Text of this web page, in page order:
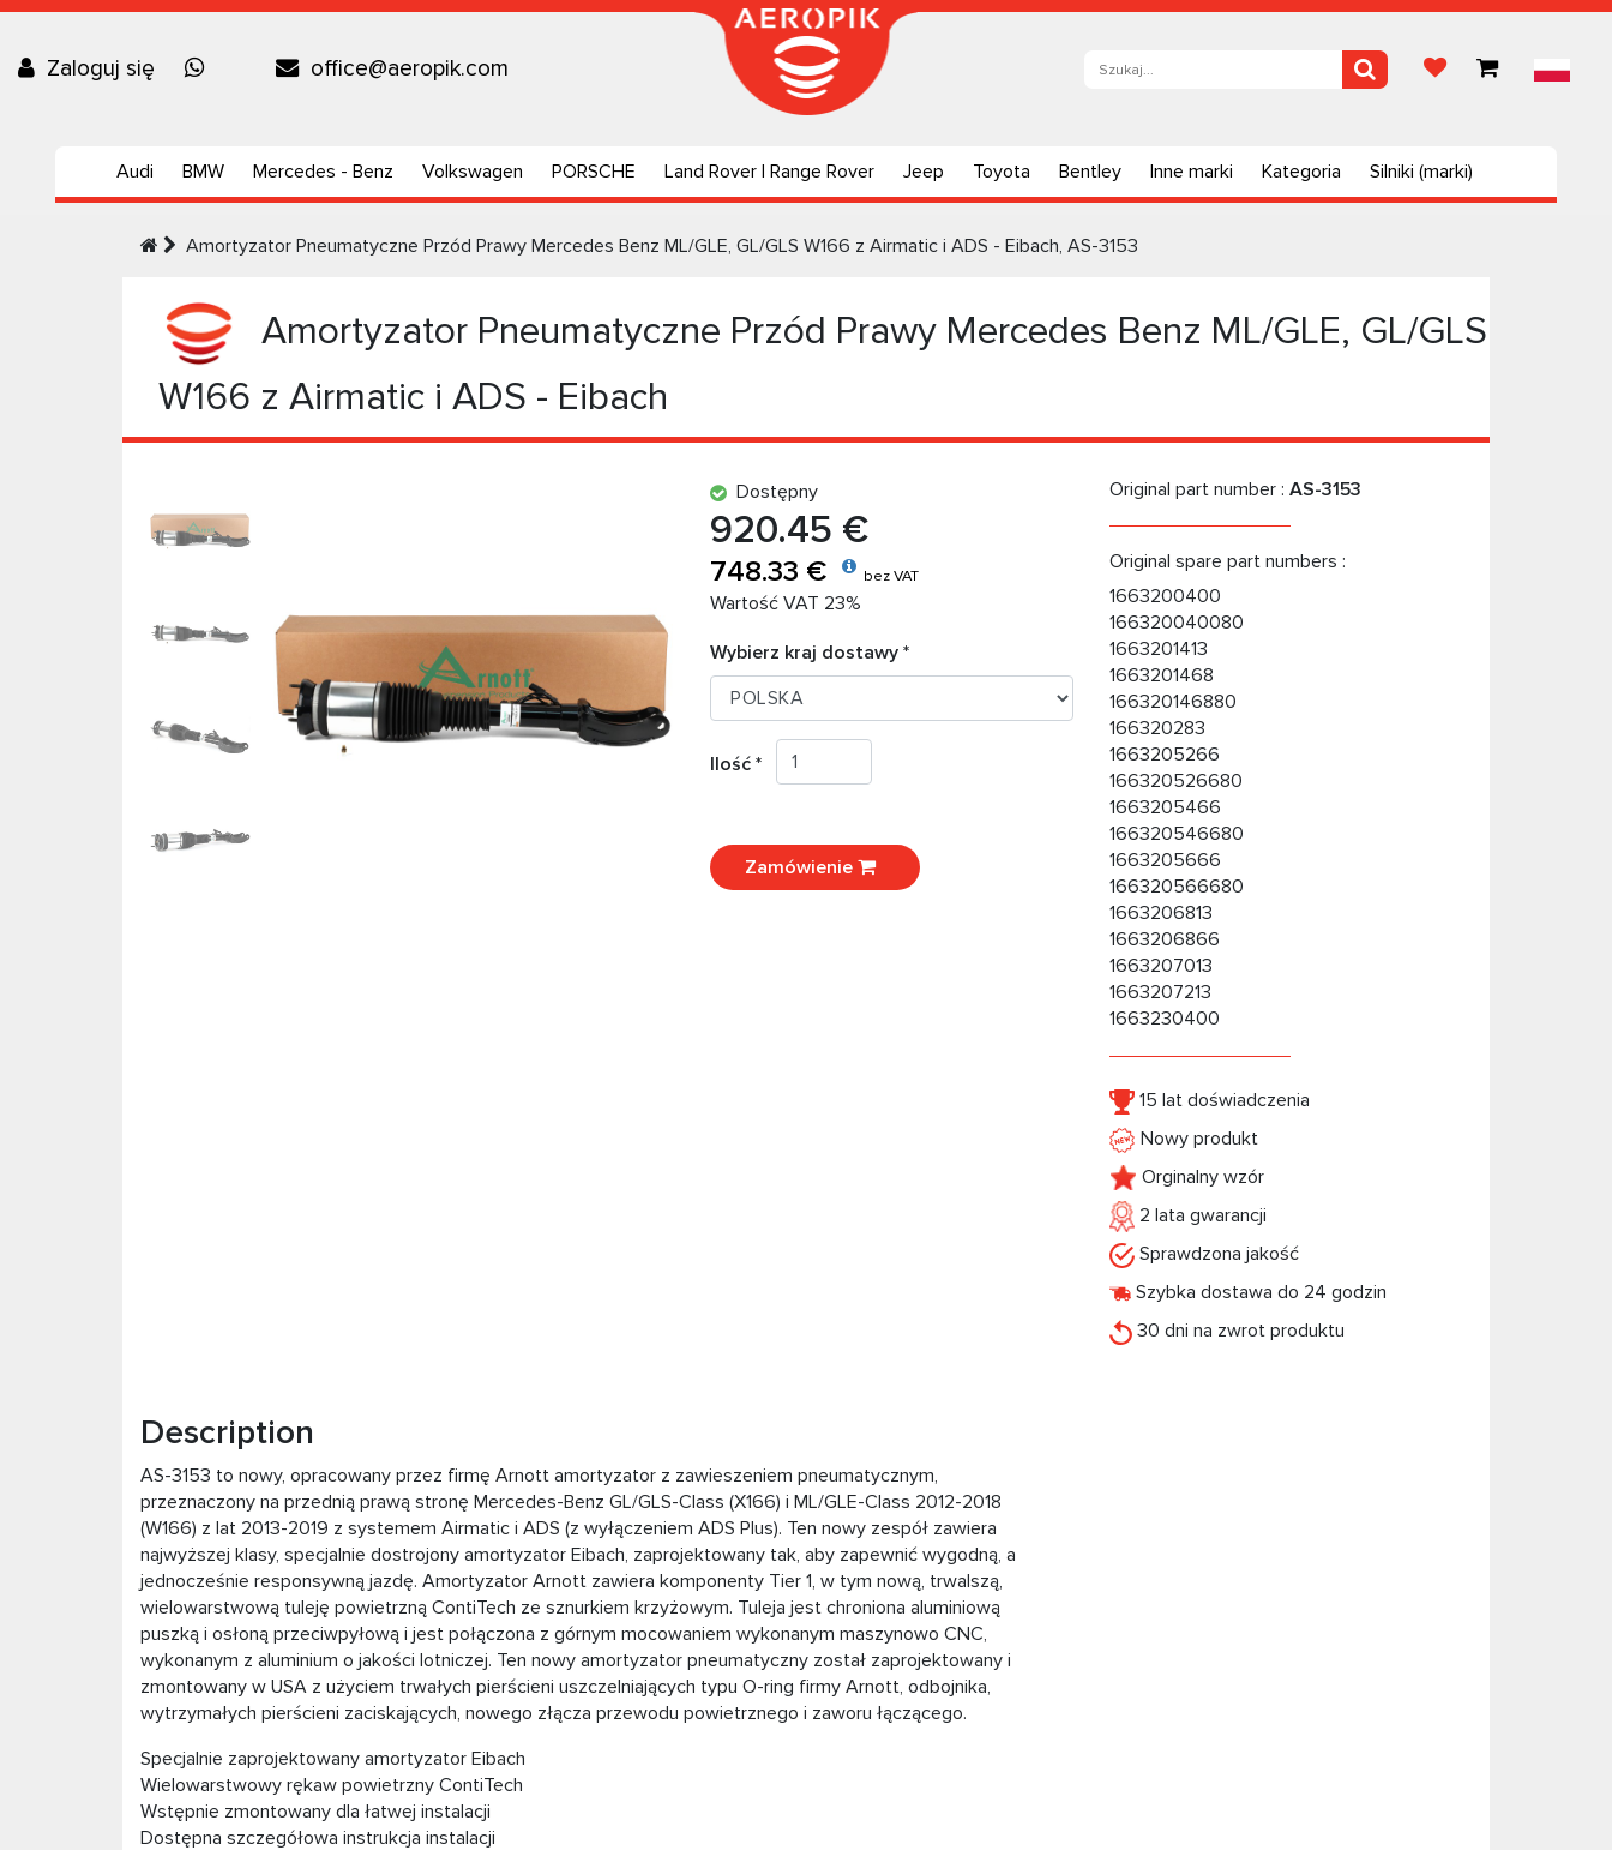
Zaloguj się office@aeropik.com
Audi BMW Mercedes - Benz Volkswagen PORSCHE Land Rover | Range Rover Jeep Toyota Bentley Inne marki Kategoria Silniki (marki)
Amortyzator Pneumatyczne Przód Prawy Mercedes Benz ML/GLE, GL/GLS W166 z Airmatic i ADS - Eibach, AS-3153
Amortyzator Pneumatyczne Przód Prawy Mercedes Benz ML/GLE, GL/GLS
W166 z Airmatic i ADS - Eibach
Dostępny
920.45 €
748.33 € bez VAT
Wartość VAT 23%
Wybierz kraj dostawy *
Ilość *
Zamówienie
Original part number : AS-3153
Original spare part numbers :
1663200400
166320040080
1663201413
1663201468
166320146880
166320283
1663205266
166320526680
1663205466
166320546680
1663205666
166320566680
1663206813
1663206866
1663207013
1663207213
1663230400
15 lat doświadczenia
Nowy produkt
Orginalny wzór
2 lata gwarancji
Sprawdzona jakość
Szybka dostawa do 24 godzin
30 dni na zwrot produktu
Description
AS-3153 to nowy, opracowany przez firmę Arnott amortyzator z zawieszeniem pneumatycznym,
przeznaczony na przednią prawą stronę Mercedes-Benz GL/GLS-Class (X166) i ML/GLE-Class 2012-2018
(W166) z lat 2013-2019 z systemem Airmatic i ADS (z wyłączeniem ADS Plus). Ten nowy zespół zawiera
najwyższej klasy, specjalnie dostrojony amortyzator Eibach, zaprojektowany tak, aby zapewnić wygodną, a
jednocześnie responsywną jazdę. Amortyzator Arnott zawiera komponenty Tier 1, w tym nową, trwalszą,
wielowarstwową tuleję powietrzną ContiTech ze sznurkiem krzyżowym. Tuleja jest chroniona aluminiową
puszką i osłoną przeciwpyłową i jest połączona z górnym mocowaniem wykonanym maszynowo CNC,
wykonanym z aluminium o jakości lotniczej. Ten nowy amortyzator pneumatyczny został zaprojektowany i
zmontowany w USA z użyciem trwałych pierścieni uszczelniających typu O-ring firmy Arnott, odbojnika,
wytrzymałych pierścieni zaciskających, nowego złącza przewodu powietrznego i zaworu łączącego.
Specjalnie zaprojektowany amortyzator Eibach
Wielowarstwowy rękaw powietrzny ContiTech
Wstępnie zmontowany dla łatwej instalacji
Dostępna szczegółowa instrukcja instalacji